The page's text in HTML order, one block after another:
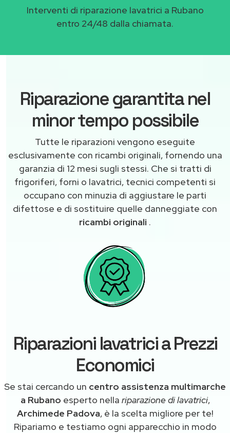
Interventi di riparazione lavatrici a Rubano
entro 24/48 dalla chiamata.
Riparazione garantita nel
minor tempo possibile
Tutte le riparazioni vengono eseguite
esclusivamente con ricambi originali, fornendo una
garanzia di 12 mesi sugli stessi. Che si tratti di
frigoriferi, forni o lavatrici, tecnici competenti si
occupano con minuzia di aggiustare le parti
difettose e di sostituire quelle danneggiate con
ricambi originali .
Riparazioni lavatrici a Prezzi
Economici
Se stai cercando un centro assistenza multimarche
a Rubano esperto nella riparazione di lavatrici,
Archimede Padova, è la scelta migliore per te!
Ripariamo e testiamo ogni apparecchio in modo